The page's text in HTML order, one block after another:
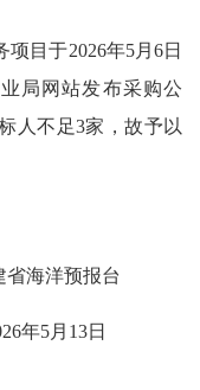
目于2026年5月6日
局网站发布采购公
人不足3家，故予以
省海洋预报台
年5月13日